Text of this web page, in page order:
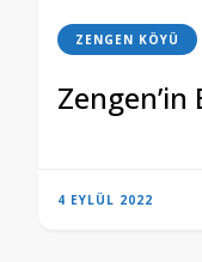
ZENGEN KÖYÜ
4 EYLÜL 2022